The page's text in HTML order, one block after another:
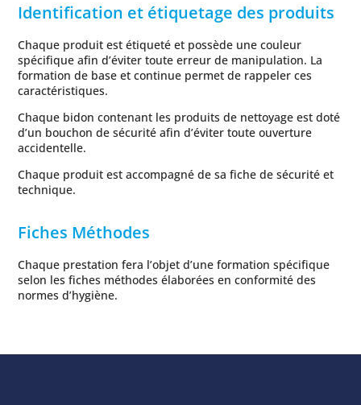
Identification et étiquetage des produits
Chaque produit est étiqueté et possède une couleur
spécifique afin d’éviter toute erreur de manipulation. La
formation de base et continue permet de rappeler ces
caractéristiques.
Chaque bidon contenant les produits de nettoyage est doté
d’un bouchon de sécurité afin d’éviter toute ouverture
accidentelle.
Chaque produit est accompagné de sa fiche de sécurité et
technique.
Fiches Méthodes
Chaque prestation fera l’objet d’une formation spécifique
selon les fiches méthodes élaborées en conformité des
normes d’hygiène.